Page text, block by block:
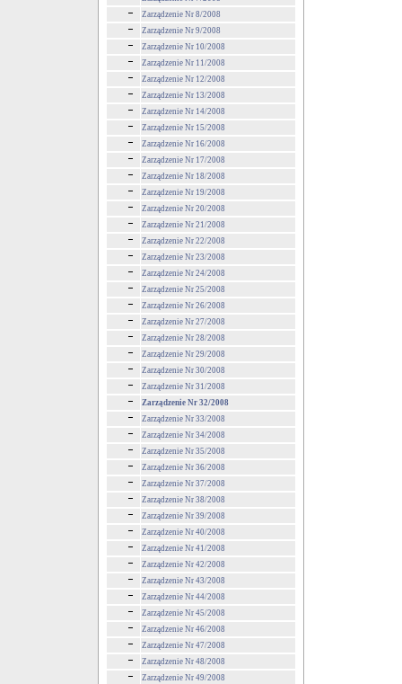
Zarządzenie Nr 8/2008
Zarządzenie Nr 9/2008
Zarządzenie Nr 10/2008
Zarządzenie Nr 11/2008
Zarządzenie Nr 12/2008
Zarządzenie Nr 13/2008
Zarządzenie Nr 14/2008
Zarządzenie Nr 15/2008
Zarządzenie Nr 16/2008
Zarządzenie Nr 17/2008
Zarządzenie Nr 18/2008
Zarządzenie Nr 19/2008
Zarządzenie Nr 20/2008
Zarządzenie Nr 21/2008
Zarządzenie Nr 22/2008
Zarządzenie Nr 23/2008
Zarządzenie Nr 24/2008
Zarządzenie Nr 25/2008
Zarządzenie Nr 26/2008
Zarządzenie Nr 27/2008
Zarządzenie Nr 28/2008
Zarządzenie Nr 29/2008
Zarządzenie Nr 30/2008
Zarządzenie Nr 31/2008
Zarządzenie Nr 32/2008
Zarządzenie Nr 33/2008
Zarządzenie Nr 34/2008
Zarządzenie Nr 35/2008
Zarządzenie Nr 36/2008
Zarządzenie Nr 37/2008
Zarządzenie Nr 38/2008
Zarządzenie Nr 39/2008
Zarządzenie Nr 40/2008
Zarządzenie Nr 41/2008
Zarządzenie Nr 42/2008
Zarządzenie Nr 43/2008
Zarządzenie Nr 44/2008
Zarządzenie Nr 45/2008
Zarządzenie Nr 46/2008
Zarządzenie Nr 47/2008
Zarządzenie Nr 48/2008
Zarządzenie Nr 49/2008